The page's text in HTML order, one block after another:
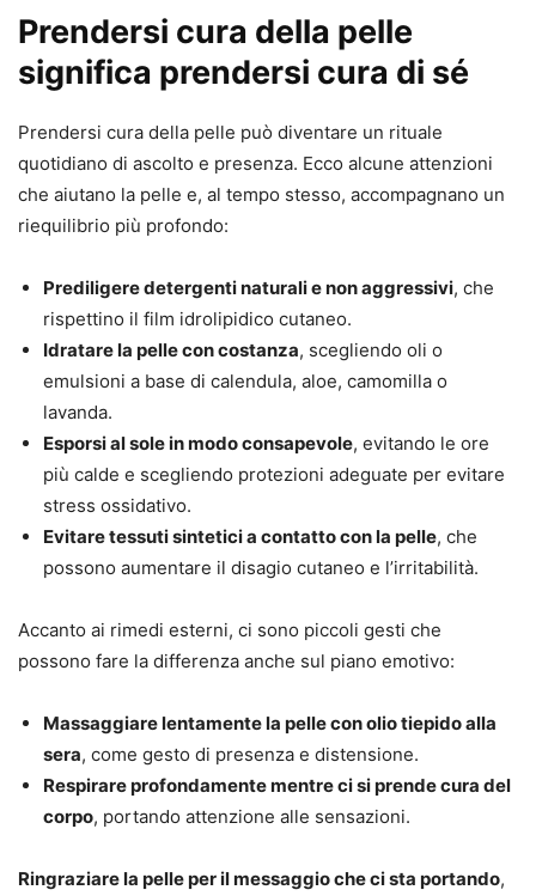
Prendersi cura della pelle
significa prendersi cura di sé
Prendersi cura della pelle può diventare un rituale
quotidiano di ascolto e presenza. Ecco alcune attenzioni
che aiutano la pelle e, al tempo stesso, accompagnano un
riequilibrio più profondo:
Prediligere detergenti naturali e non aggressivi, che
rispettino il film idrolipidico cutaneo.
Idratare la pelle con costanza, scegliendo oli o
emulsioni a base di calendula, aloe, camomilla o
lavanda.
Esporsi al sole in modo consapevole, evitando le ore
più calde e scegliendo protezioni adeguate per evitare
stress ossidativo.
Evitare tessuti sintetici a contatto con la pelle, che
possono aumentare il disagio cutaneo e l’irritabilità.
Accanto ai rimedi esterni, ci sono piccoli gesti che
possono fare la differenza anche sul piano emotivo:
Massaggiare lentamente la pelle con olio tiepido alla
sera, come gesto di presenza e distensione.
Respirare profondamente mentre ci si prende cura del
corpo, portando attenzione alle sensazioni.
Ringraziare la pelle per il messaggio che ci sta portando,